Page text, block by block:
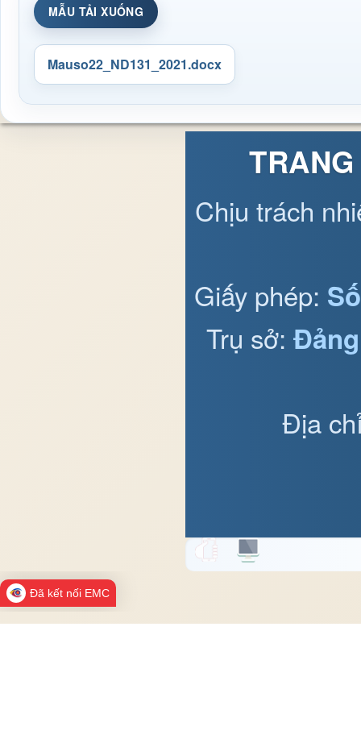
MẪU TẢI XUỐNG
Mauso22_ND131_2021.docx
Chịu trách
Giấy phép:
Trụ sở:
Địa
Đã kết nối EMC